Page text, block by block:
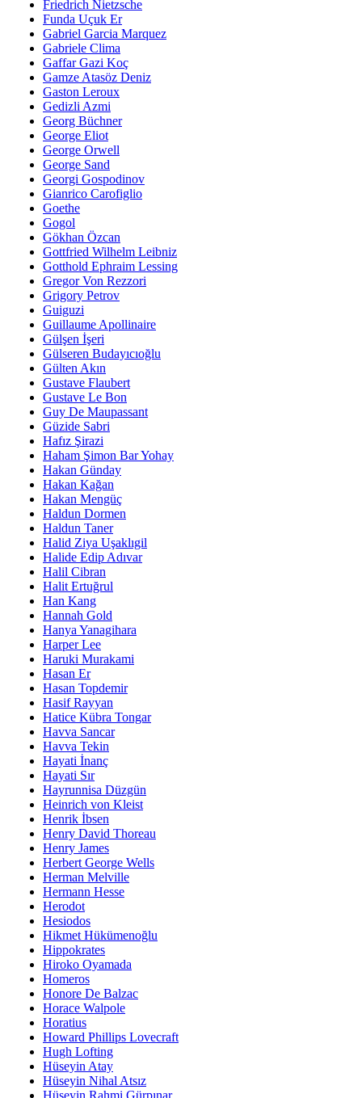
Friedrich Nietzsche
Funda Uçuk Er
Gabriel Garcia Marquez
Gabriele Clima
Gaffar Gazi Koç
Gamze Atasöz Deniz
Gaston Leroux
Gedizli Azmi
Georg Büchner
George Eliot
George Orwell
George Sand
Georgi Gospodinov
Gianrico Carofiglio
Goethe
Gogol
Gökhan Özcan
Gottfried Wilhelm Leibniz
Gotthold Ephraim Lessing
Gregor Von Rezzori
Grigory Petrov
Guiguzi
Guillaume Apollinaire
Gülşen İşeri
Gülseren Budayıcıoğlu
Gülten Akın
Gustave Flaubert
Gustave Le Bon
Guy De Maupassant
Güzide Sabri
Hafız Şirazi
Haham Şimon Bar Yohay
Hakan Günday
Hakan Kağan
Hakan Mengüç
Haldun Dormen
Haldun Taner
Halid Ziya Uşaklıgil
Halide Edip Adıvar
Halil Cibran
Halit Ertuğrul
Han Kang
Hannah Gold
Hanya Yanagihara
Harper Lee
Haruki Murakami
Hasan Er
Hasan Topdemir
Hasif Rayyan
Hatice Kübra Tongar
Havva Sancar
Havva Tekin
Hayati İnanç
Hayati Sır
Hayrunnisa Düzgün
Heinrich von Kleist
Henrik İbsen
Henry David Thoreau
Henry James
Herbert George Wells
Herman Melville
Hermann Hesse
Herodot
Hesiodos
Hikmet Hükümenoğlu
Hippokrates
Hiroko Oyamada
Homeros
Honore De Balzac
Horace Walpole
Horatius
Howard Phillips Lovecraft
Hugh Lofting
Hüseyin Atay
Hüseyin Nihal Atsız